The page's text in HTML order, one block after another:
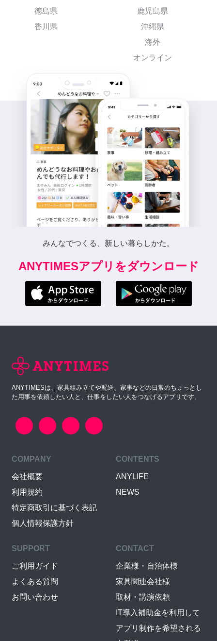
徳島県
香川県
鹿児島県
沖縄県
海外
オンライン
みんなでつくる、新しい暮らしかた。
ANYTIMESアプリをダウンロード
ANYTIMESは、家具組み立てや配送、家事などの日常のちょっとし
た用事を依頼したい人と、仕事をしたい人をつなげるアプリです。
COMPANY
会社概要
利用規約
特定商取引に基づく表記
個人情報保護方針
CONTENTS
ANYLIFE
NEWS
SUPPORT
ご利用ガイド
よくある質問
お問い合わせ
CONTACT
企業様・自治体様
家具関連会社様
取材・講演依頼
IT導入補助金を利用して
アプリ制作を希望される